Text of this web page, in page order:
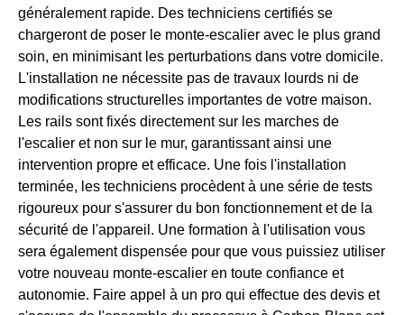
généralement rapide. Des techniciens certifiés se
chargeront de poser le monte-escalier avec le plus grand
soin, en minimisant les perturbations dans votre domicile.
L'installation ne nécessite pas de travaux lourds ni de
modifications structurelles importantes de votre maison.
Les rails sont fixés directement sur les marches de
l'escalier et non sur le mur, garantissant ainsi une
intervention propre et efficace. Une fois l'installation
terminée, les techniciens procèdent à une série de tests
rigoureux pour s'assurer du bon fonctionnement et de la
sécurité de l'appareil. Une formation à l'utilisation vous
sera également dispensée pour que vous puissiez utiliser
votre nouveau monte-escalier en toute confiance et
autonomie. Faire appel à un pro qui effectue des devis et